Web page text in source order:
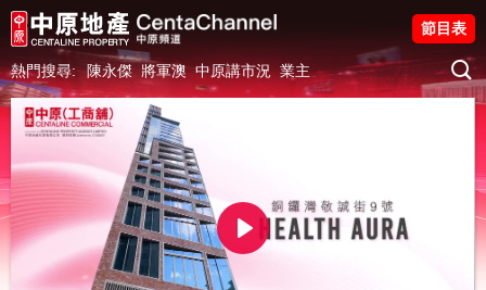
熱門搜尋: 陳永傑 將軍澳 中原講市況 業主
節目表
Play